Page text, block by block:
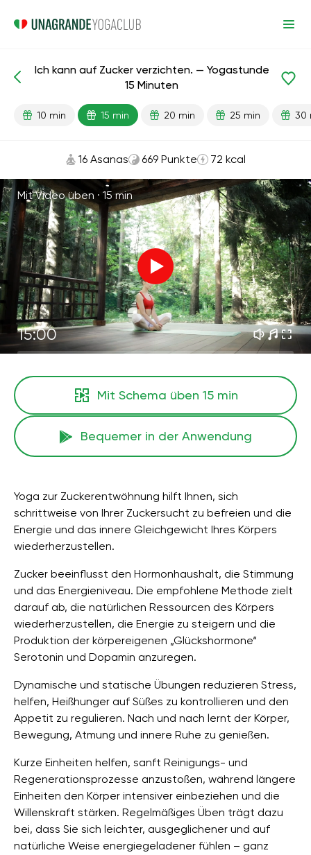
Gewohnheiten
Ich kann auf Zucker verzichten. — Yogastunde
15 Minuten
10 min 15 min 20 min 25 min 30
16 Asanas 669 Punkte 72 kcal
Mit Video üben · 15 min
15:00
Mit Schema üben 15 min
Bequemer in der Anwendung
Yoga zur Zuckerentwöhnung hilft Ihnen, sich
schrittweise von Ihrer Zuckersucht zu befreien und die
Energie und das innere Gleichgewicht Ihres Körpers
wiederherzustellen.
Zucker beeinflusst den Hormonhaushalt, die Stimmung
und das Energieniveau. Die empfohlene Methode zielt
darauf ab, die natürlichen Ressourcen des Körpers
wiederherzustellen, die Energie zu steigern und die
Produktion der körpereigenen „Glückshormone“
Serotonin und Dopamin anzuregen.
Dynamische und statische Übungen reduzieren Stress,
helfen, Heißhunger auf Süßes zu kontrollieren und den
Appetit zu regulieren. Nach und nach lernt der Körper,
Bewegung, Atmung und innere Ruhe zu genießen.
Kurze Einheiten helfen, sanft Reinigungs- und
Regenerationsprozesse anzustoßen, während längere
Einheiten den Körper intensiver einbeziehen und die
Willenskraft stärken. Regelmäßiges Üben trägt dazu
bei, dass Sie sich leichter, ausgeglichener und auf
natürliche Weise energiegeladener fühlen – ganz